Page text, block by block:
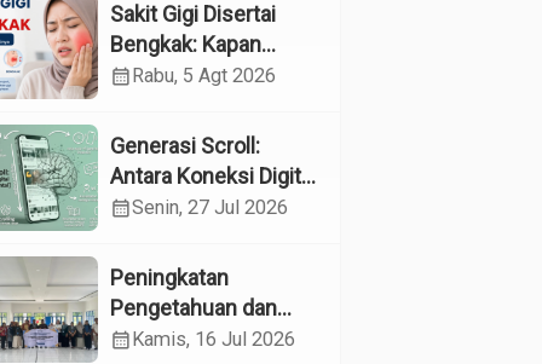
Sakit Gigi Disertai
Bengkak: Kapan
Harus Khawatir dan
Dilakukan?
calendar_monthRabu, 5 Agt 2026
Generasi Scroll:
Antara Koneksi Digital
dan Kerapuhan
calendar_monthSenin, 27 Jul 2026
Peningkatan
Pengetahuan dan
Perilaku Pemeliharaan
calendar_monthKamis, 16 Jul 2026